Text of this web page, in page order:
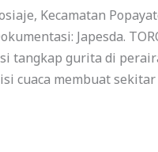
Kecamatan
Japesda.
tangkap gurita di
cuaca membuat